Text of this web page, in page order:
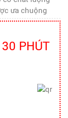
ưa chuộng
PHÚT